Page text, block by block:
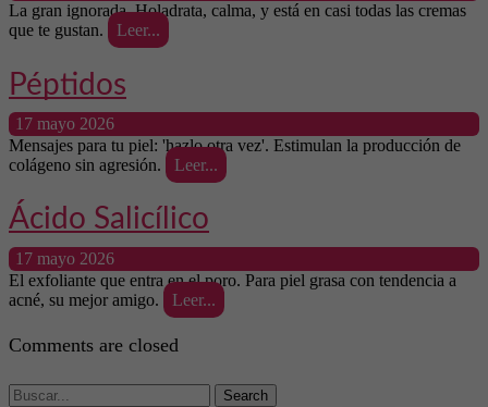
La gran ignorada. Holadrata, calma, y está en casi todas las cremas
que te gustan.
Leer...
Péptidos
17 mayo 2026
Mensajes para tu piel: 'hazlo otra vez'. Estimulan la producción de
colágeno sin agresión.
Leer...
Ácido Salicílico
17 mayo 2026
El exfoliante que entra en el poro. Para piel grasa con tendencia a
acné, su mejor amigo.
Leer...
Comments are closed
Search